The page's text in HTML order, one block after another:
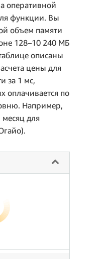
оперативной
функции. Вы
объем памяти
128–10 240 МБ
описаны
цены для
за 1 мс,
оплачивается по
Например,
месяц для